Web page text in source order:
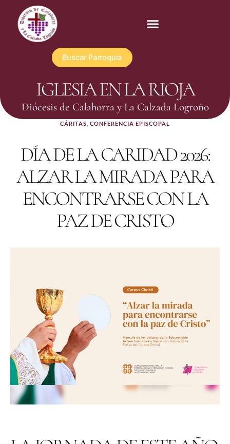
Buscar Parroquia
IGLESIA EN LA RIOJA
Diócesis de Calahorra y La Calzada Logroño
CÁRITAS CONFERENCIA EPISCOPAL
DÍA DE LA CARIDAD 2026:
ALZAR LA MIRADA PARA
ENCONTRARSE CON LA
PAZ DE CRISTO